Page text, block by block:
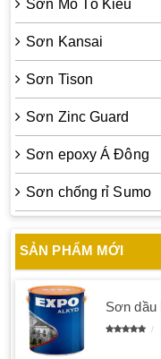
Sơn Mô Tô Kiều
Sơn Kansai
Sơn Tison
Sơn Zinc Guard
Sơn epoxy Á Đông
Sơn chống rỉ Sumo
SẢN PHẨM MỚI
Sơn dầu